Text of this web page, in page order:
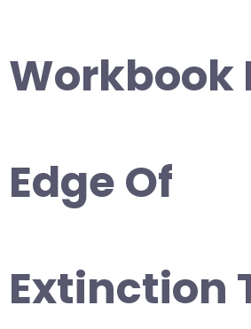
Workbook
Edge Of
Extinction